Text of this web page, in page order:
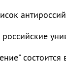
состоится